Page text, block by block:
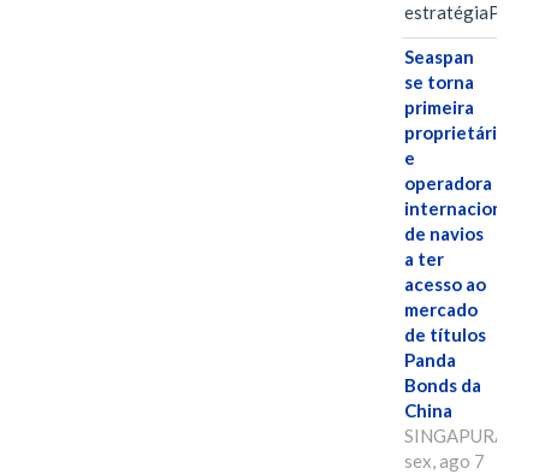
Seaspan
se torna
primeira
proprietária
e
operadora
internacional
de navios
a ter
acesso ao
mercado
de títulos
Panda
Bonds da
China
SINGAPURA,
sex, ago 7